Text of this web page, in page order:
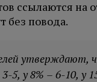
ссылаются на
без повода.
утверждают,
5, у 8% – 6-10, у